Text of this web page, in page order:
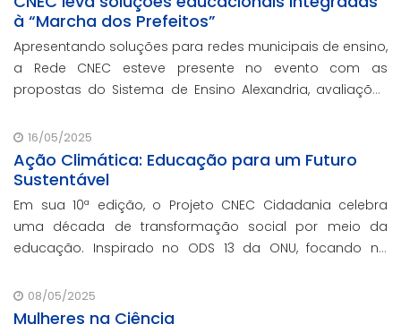
à “Marcha dos Prefeitos”
Apresentando soluções para redes municipais de ensino,
a Rede CNEC esteve presente no evento com as
propostas do Sistema de Ensino Alexandria, avaliações
escolar e parcerias com prefeituras durante ev
16/05/2025
Ação Climática: Educação para um Futuro
Sustentável
Em sua 10ª edição, o Projeto CNEC Cidadania celebra
uma década de transformação social por meio da
educação. Inspirado no ODS 13 da ONU, focando no
promoção da sustentabilidade.
08/05/2025
Mulheres na Ciência